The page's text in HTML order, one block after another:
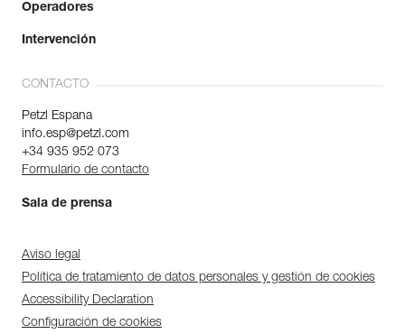
Operadores
Intervención
CONTACTO
Petzl Espana
info.esp@petzl.com
+34 935 952 073
Formulario de contacto
Sala de prensa
Aviso legal
Política de tratamiento de datos personales y gestión de cookies
Accessibility Declaration
Configuración de cookies